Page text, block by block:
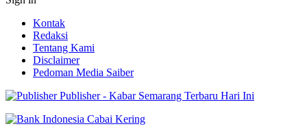
Kontak
Redaksi
Tentang Kami
Disclaimer
Pedoman Media Saiber
Publisher - Kabar Semarang Terbaru Hari Ini